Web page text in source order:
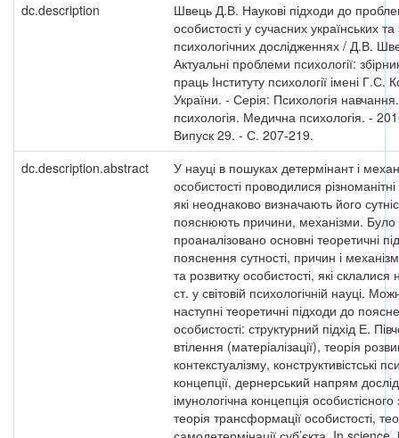
dc.description
Швець Д.В. Наукові підходи до
особистості у сучасних українських
психологічних дослідженнях / Д.В.
Актуальні проблеми психології:
праць Інституту психології імені
України. - Серія: Психологія
психологія. Медична психологія. -
Випуск 29. - С. 207-219.
dc.description.abstract
У науці в пошуках детермінант і
особистості проводилися
які неоднаково визначають його
пояснюють причини, механізми. Було
проаналізовано основні теоретичні
пояснення сутності, причин і
та розвитку особистості, які склалися
ст. у світовій психологічній науці.
наступні теоретичні підходи до
особистості: структурний підхід Е.
втілення (матеріалізації), теорія
контекстуалізму, конструктивістські
концепції, дернерський напрям
імунологічна концепція
теорія трансформації особистості,